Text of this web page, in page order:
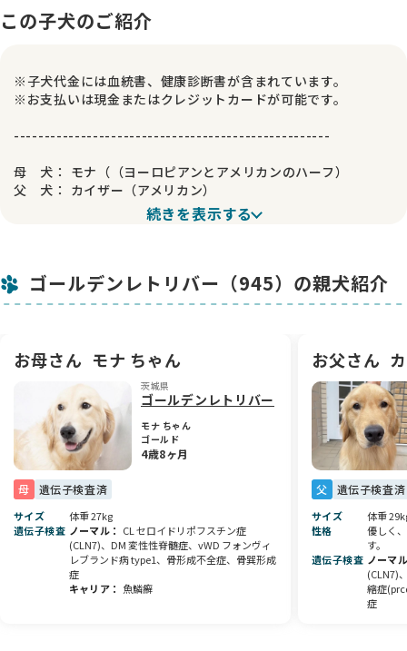
この子犬のご紹介
※子犬代金には血統書、健康診断書が含まれています。
※お支払いは現金またはクレジットカードが可能です。
----------------------------------------------------
母 犬： モナ（（ヨーロピアンとアメリカンのハーフ）
父 犬： カイザー（アメリカン）
-----------------------------------------------------
今食べているドッグフード 6キロ １１，０００円
サプリメント（２か月分）４２００円 → ３，６００円
体重 出生３９０ｇ、３０日１．７ｋｇ、４０日２．６ｋｇ、
５０日ｋｇ
１２/１５ 心臓チェック、検便
１２/２２ 健康診断・検便・ワクチン接種
-----------------------------------------------------
【股関節形成不全について】
両親に股関節に異常はありません。
母犬 モナ 股関節 Bランク （右７ 左９）
父犬 カイザー 股関節：Bランク (右３ 左７）
※数字が低ければ低いほど理想の股関節です(片足0~45）
★股関節形成不全は遺伝病です。 複雑に関わりあう遺伝子によ
続きを表示する
ゴールデンレトリバー（945）の親犬紹介
お母さん モナ ちゃん
茨城県
ゴールデンレトリバー
モナ ちゃん
ゴールド
4歳8ヶ月
母 遺伝子検査済
サイズ
体重 27kg
遺伝子検査 ノーマル
CL セロイドリポフスチン症
(CLN7)、DM 変性性脊髄症、vWD フォンヴィ
レブランド病 type1、骨形成不全症、骨巽形成
症
キャリア
魚鱗癬
お父さん
父 遺伝子検査済
サイズ
体重
性格
優しく
す。
遺伝子検査 ノーマ
(CLN7)
縮症
症